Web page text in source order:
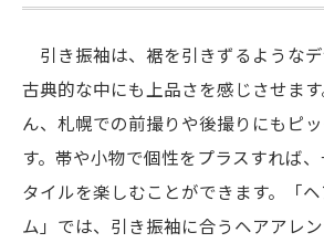
引き振袖は、裾を引きずるようなデ
古典的な中にも上品さを感じさせま
ん、札幌での前撮りや後撮りにもピ
す。帯や小物で個性をプラスすれば
タイルを楽しむことができます。「
ム」では、引き振袖に合うヘアアレ